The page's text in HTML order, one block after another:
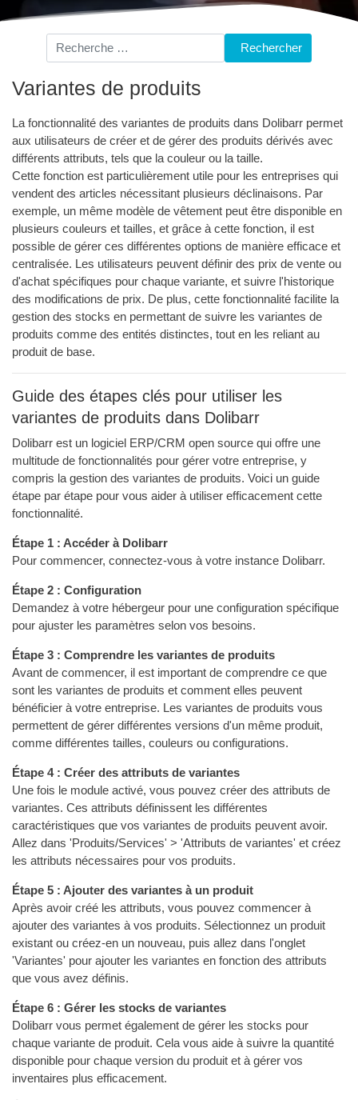
Rechercher Rechercher
Variantes de produits
La fonctionnalité des variantes de produits dans Dolibarr permet
aux utilisateurs de créer et de gérer des produits dérivés avec
différents attributs, tels que la couleur ou la taille.
Cette fonction est particulièrement utile pour les entreprises qui
vendent des articles nécessitant plusieurs déclinaisons. Par
exemple, un même modèle de vêtement peut être disponible en
plusieurs couleurs et tailles, et grâce à cette fonction, il est
possible de gérer ces différentes options de manière efficace et
centralisée. Les utilisateurs peuvent définir des prix de vente ou
d'achat spécifiques pour chaque variante, et suivre l'historique
des modifications de prix. De plus, cette fonctionnalité facilite la
gestion des stocks en permettant de suivre les variantes de
produits comme des entités distinctes, tout en les reliant au
produit de base.
Guide des étapes clés pour utiliser les
variantes de produits dans Dolibarr
Dolibarr est un logiciel ERP/CRM open source qui offre une
multitude de fonctionnalités pour gérer votre entreprise, y
compris la gestion des variantes de produits. Voici un guide
étape par étape pour vous aider à utiliser efficacement cette
fonctionnalité.
Étape 1 : Accéder à Dolibarr
Pour commencer, connectez-vous à votre instance Dolibarr.
Étape 2 : Configuration
Demandez à votre hébergeur pour une configuration spécifique
pour ajuster les paramètres selon vos besoins.
Étape 3 : Comprendre les variantes de produits
Avant de commencer, il est important de comprendre ce que
sont les variantes de produits et comment elles peuvent
bénéficier à votre entreprise. Les variantes de produits vous
permettent de gérer différentes versions d'un même produit,
comme différentes tailles, couleurs ou configurations.
Étape 4 : Créer des attributs de variantes
Une fois le module activé, vous pouvez créer des attributs de
variantes. Ces attributs définissent les différentes
caractéristiques que vos variantes de produits peuvent avoir.
Allez dans 'Produits/Services' > 'Attributs de variantes' et créez
les attributs nécessaires pour vos produits.
Étape 5 : Ajouter des variantes à un produit
Après avoir créé les attributs, vous pouvez commencer à
ajouter des variantes à vos produits. Sélectionnez un produit
existant ou créez-en un nouveau, puis allez dans l'onglet
'Variantes' pour ajouter les variantes en fonction des attributs
que vous avez définis.
Étape 6 : Gérer les stocks de variantes
Dolibarr vous permet également de gérer les stocks pour
chaque variante de produit. Cela vous aide à suivre la quantité
disponible pour chaque version du produit et à gérer vos
inventaires plus efficacement.